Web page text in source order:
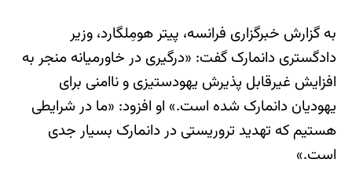
به گزارش خبرگزاری فرانسه، پیتر هومِلگارد، وزیر
دادگستری دانمارک گفت: «درگیری در خاورمیانه منجر به
افزایش غیرقابل پذیرش یهودستیزی و ناامنی برای
یهودیان دانمارک شده است.» او افزود: «ما در شرایطی
هستیم که تهدید تروریستی در دانمارک بسیار جدی
است.»